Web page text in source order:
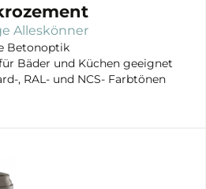
Alleskönner
Betonoptik
Bäder und Küchen geeignet
, RAL- und NCS- Farbtönen